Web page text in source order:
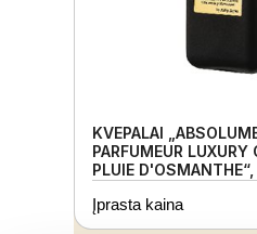
KVEPALAI
PARFUMEUR LUXURY
PLUIE
Įprasta kaina